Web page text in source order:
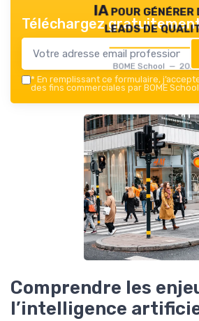
IA pour générer
leads de
BOME School — 2026
Téléchargez
* En remplissant ce formulaire,
des fins commerciales par BOME
Comprendre les
l’intelligence